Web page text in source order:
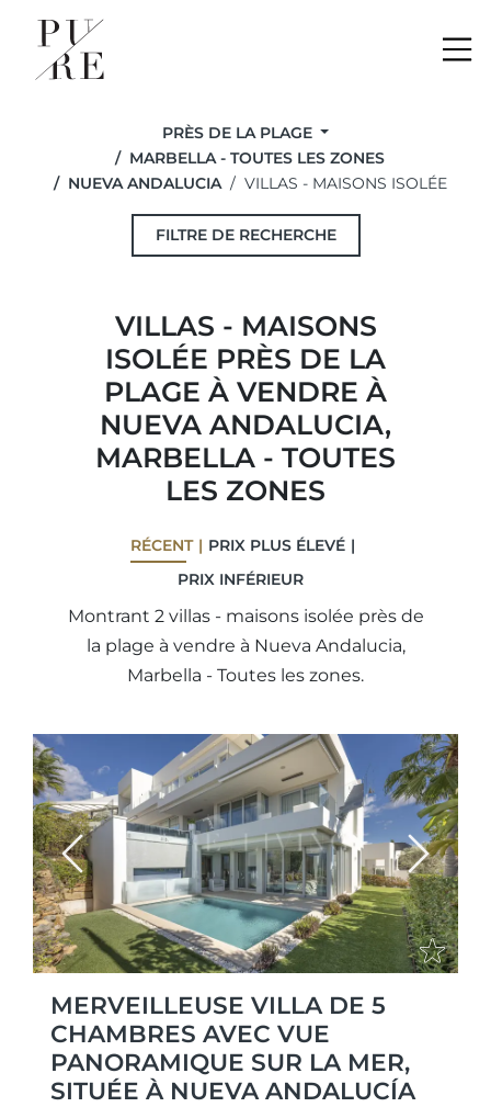
PRÈS DE LA PLAGE
MARBELLA - TOUTES LES ZONES
NUEVA ANDALUCIA
VILLAS - MAISONS ISOLÉE
FILTRE DE RECHERCHE
VILLAS - MAISONS
ISOLÉE PRÈS DE LA
PLAGE À VENDRE À
NUEVA ANDALUCIA,
MARBELLA - TOUTES
LES ZONES
RÉCENT
PRIX ​​PLUS ÉLEVÉ
PRIX ​​INFÉRIEUR
Montrant 2 villas - maisons isolée près de
la plage à vendre à Nueva Andalucia,
Marbella - Toutes les zones.
Previous Next
MERVEILLEUSE VILLA DE 5
CHAMBRES AVEC VUE
PANORAMIQUE SUR LA MER,
SITUÉE À NUEVA ANDALUCÍA